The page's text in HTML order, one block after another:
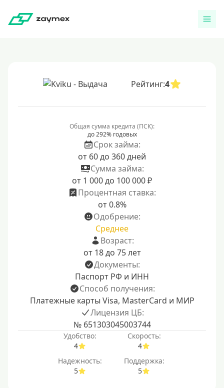
Рейтинг:4
Общая сумма кредита (ПСК):
до 292% годовых
Срок займа:
от 60 до 360 дней
Сумма займа:
от 1 000 до 100 000 ₽
Процентная ставка:
от 0.8%
Одобрение:
Среднее
Возраст:
от 18 до 75 лет
Документы:
Паспорт РФ и ИНН
Способ получения:
Платежные карты Visa, MasterCard и МИР
Лицензия ЦБ:
№ 651303045003744
Удобство:
4
Скорость:
4
Надежность:
5
Поддержка:
5